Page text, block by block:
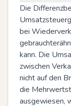
Die
bei
kann. Die
zwischen
nicht auf den
die
ausgewiesen,